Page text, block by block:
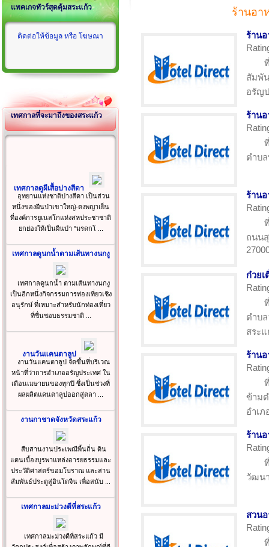
แพคเกจทัวร์สุดคุ้มสระแก้ว
ติดต่อให้ข้อมูล หรือ โฆษณา
เทศกาลที่จะมาถึงของสระแก้ว
เทศกาลดูผีเสื้อปางสีดา
อุทยานแห่งชาติปางสีดา เป็นส่วน
หนึ่งของผืนป่าเขาใหญ่-ดงพญาเย็น
ที่องค์การยูเนสโกแห่งสหประชาชาติ
ยกย่องให้เป็นผืนป่า "มรดกโ ...
เทศกาลดูนกน้ำตามเส้นทางนกงู
เทศกาลดูนกน้ำ ตามเส้นทางนกงู
เป็นอีกหนึ่งกิจกรรมการท่องเที่ยวเชิง
อนุรักษ์ ที่เหมาะสำหรับนักท่องเที่ยว
ที่ชื่นชอบธรรมชาติ ...
งานวันแคนตาลูป
งานวันแคนตาลูป จัดขึ้นที่บริเวณ
หน้าที่ว่าการอำเภออรัญประเทศ ใน
เดือนเมษายนของทุกปี ซึ่งเป็นช่วงที่
ผลผลิตแคนตาลูปออกสู่ตลา ...
งานกาชาดจังหวัดสระแก้ว
สืบสานงานประเพณีพื้นถิ่น ดิน
แดนเบื้องบูรพาแหล่งอารยธรรมและ
ประวัติศาสตร์ขอมโบราณ และสาน
สัมพันธ์ประตูสู่อินโดจีน เพื่อสนับ ...
เทศกาลมะม่วงดีที่สระแก้ว
เทศกาลมะม่วงดีที่สระแก้ว มี
ร้านอา
ร้าน
สัมพั
อรัญ
ร้านอ
ตำบ
ร้าน
ถนน
ก๋วย
ตำบ
สระแ
ร้านอ
ข้าม
อำเภ
ร้านอ
วัฒน
สวน